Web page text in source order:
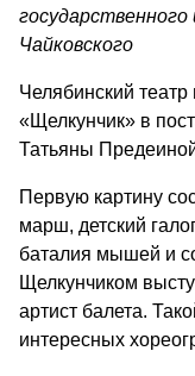
Чайковского
Челябинский
«Щелкунчик» в
Татьяны
Первую картину
марш, детский
баталия мышей и
Щелкунчиком
артист балета.
интересных